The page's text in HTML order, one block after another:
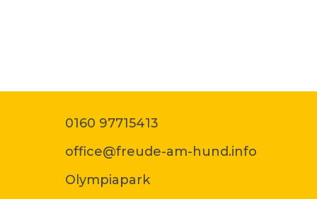
0160 97715413
office@freude-am-hund.info
Olympiapark